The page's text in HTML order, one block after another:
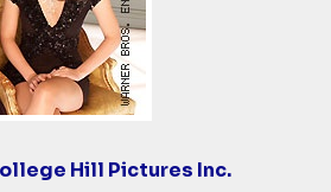
Hill Pictures Inc.